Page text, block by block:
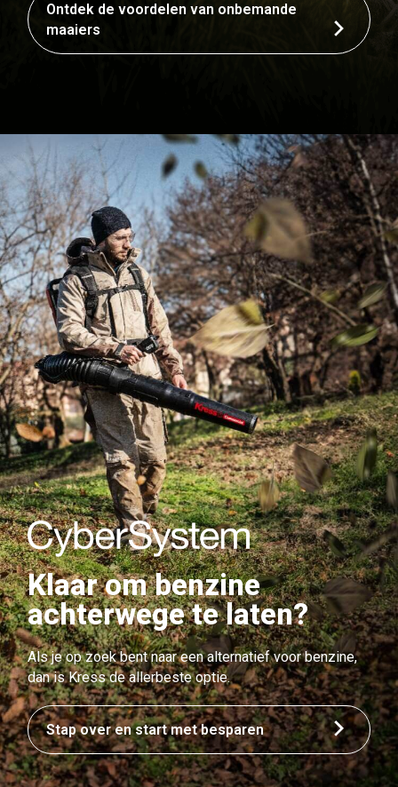
Ontdek de voordelen van onbemande
maaiers
Klaar om benzine
achterwege te laten?
Als je op zoek bent naar een alternatief voor benzine,
dan is Kress de allerbeste optie.
Stap over en start met besparen